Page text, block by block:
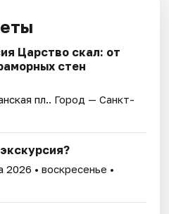
Царство скал: от
стен
пл.. Город — Санкт-
2026 • воскресенье •